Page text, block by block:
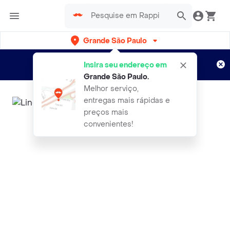
Grande São Paulo
Insira seu endereço em
Grande São Paulo.
Melhor serviço,
entregas mais rápidas e
preços mais
convenientes!
Entregas grátis por 15 dias!
Aplicam T&C